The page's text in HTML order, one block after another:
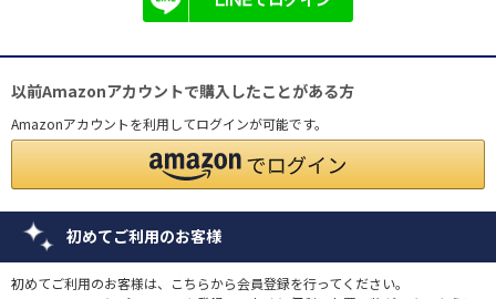
以前Amazonアカウントで購入したことがある方
Amazonアカウントを利用してログインが可能です。
初めてご利用のお客様
初めてご利用のお客様は、こちらから会員登録を行ってください。